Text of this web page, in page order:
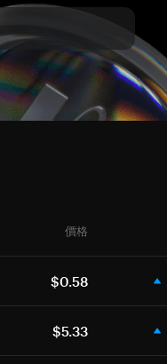
價格
$0.58
$5.33